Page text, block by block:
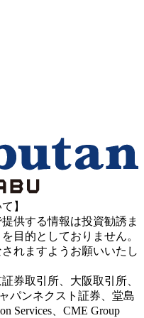
】
供する情報は投資勧誘ま
目的としておりません。
れますようお願いいたし
券取引所、大阪取引所、
パンネクスト証券、堂島
Services、CME Group